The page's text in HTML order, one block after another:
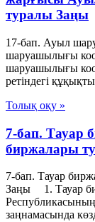
туралы Заңы
17-бап. Ауыл
шаруашылығы
шаруашылығы
ретіндегі
Толық оқу »
7-бап. Тауар
биржалары
7-бап. Тауар
Заңы 1. Тауар
заңнамасында